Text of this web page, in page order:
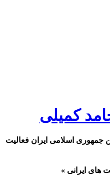
کمیلی
جمهوری اسلامی ایران فعالیت
های ایرانی »